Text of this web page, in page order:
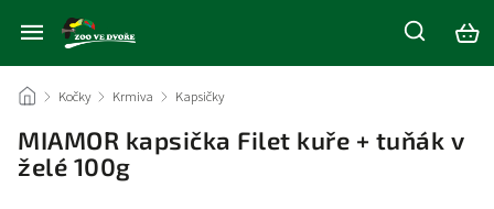
/ Kočky / Krmiva / Kapsičky
MIAMOR kapsička Filet kuře + tuňák v
želé 100g